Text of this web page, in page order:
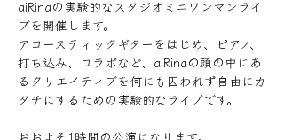
aiRinaの実験的なスタジオミニワンマンライ
ブを開催します。
アコースティックギターをはじめ、ピアノ、
打ち込み、コラボなど、aiRinaの頭の中にあ
るクリエイティブを何にも囚われず自由にカ
タチにするための実験的なライブです。
おおよそ1時間の公演になります。